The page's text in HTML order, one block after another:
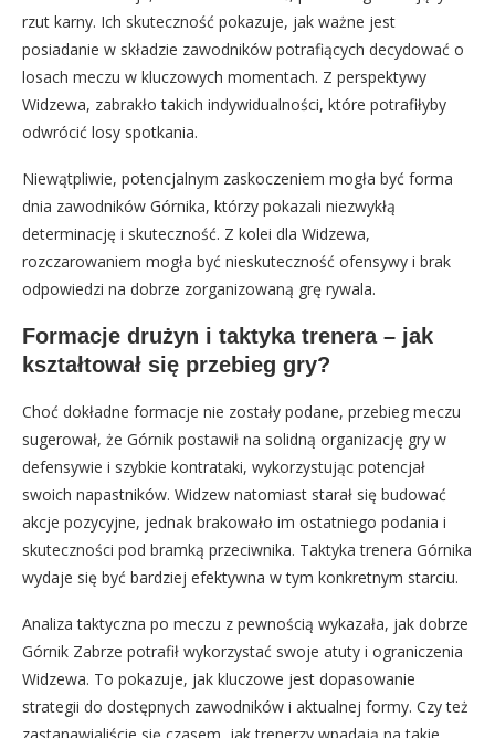
rzut karny. Ich skuteczność pokazuje, jak ważne jest
posiadanie w składzie zawodników potrafiących decydować o
losach meczu w kluczowych momentach. Z perspektywy
Widzewa, zabrakło takich indywidualności, które potrafiłyby
odwrócić losy spotkania.
Niewątpliwie, potencjalnym zaskoczeniem mogła być forma
dnia zawodników Górnika, którzy pokazali niezwykłą
determinację i skuteczność. Z kolei dla Widzewa,
rozczarowaniem mogła być nieskuteczność ofensywy i brak
odpowiedzi na dobrze zorganizowaną grę rywala.
Formacje drużyn i taktyka trenera – jak
kształtował się przebieg gry?
Choć dokładne formacje nie zostały podane, przebieg meczu
sugerował, że Górnik postawił na solidną organizację gry w
defensywie i szybkie kontrataki, wykorzystując potencjał
swoich napastników. Widzew natomiast starał się budować
akcje pozycyjne, jednak brakowało im ostatniego podania i
skuteczności pod bramką przeciwnika. Taktyka trenera Górnika
wydaje się być bardziej efektywna w tym konkretnym starciu.
Analiza taktyczna po meczu z pewnością wykazała, jak dobrze
Górnik Zabrze potrafił wykorzystać swoje atuty i ograniczenia
Widzewa. To pokazuje, jak kluczowe jest dopasowanie
strategii do dostępnych zawodników i aktualnej formy. Czy też
zastanawialiście się czasem, jak trenerzy wpadają na takie